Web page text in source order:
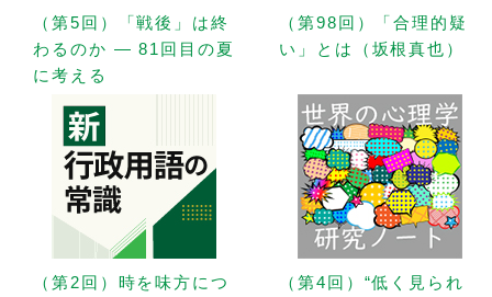
（第5回）「戦後」は終
わるのか — 81回目の夏
に考える
（第98回）「合理的疑
い」とは（坂根真也）
（第2回）時を味方につ
（第4回）“低く見られ